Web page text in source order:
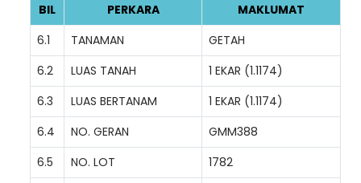
BIL
PERKARA
MAKLUMAT
6.1
TANAMAN
GETAH
6.2
LUAS TANAH
1 EKAR (1.1174)
6.3
LUAS BERTANAM
1 EKAR (1.1174)
6.4
NO. GERAN
GMM388
6.5
NO. LOT
1782